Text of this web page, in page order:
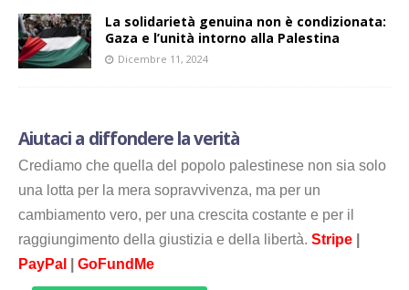
La solidarietà genuina non è condizionata:
Gaza e l’unità intorno alla Palestina
Dicembre 11, 2024
Aiutaci a diffondere la verità
Crediamo che quella del popolo palestinese non sia solo
una lotta per la mera sopravvivenza, ma per un
cambiamento vero, per una crescita costante e per il
raggiungimento della giustizia e della libertà. Stripe
PayPal
GoFundMe